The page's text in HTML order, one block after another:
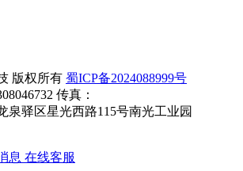
版权所有 蜀ICP备2024088999号
传真：
泉驿区星光西路115号南光工业园
在线客服